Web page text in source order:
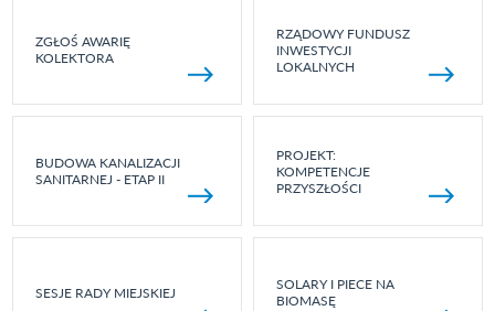
ZGŁOŚ AWARIĘ
KOLEKTORA
RZĄDOWY FUNDUSZ
INWESTYCJI
LOKALNYCH
BUDOWA KANALIZACJI
SANITARNEJ - ETAP II
PROJEKT:
KOMPETENCJE
PRZYSZŁOŚCI
SESJE RADY MIEJSKIEJ
SOLARY I PIECE NA
BIOMASĘ